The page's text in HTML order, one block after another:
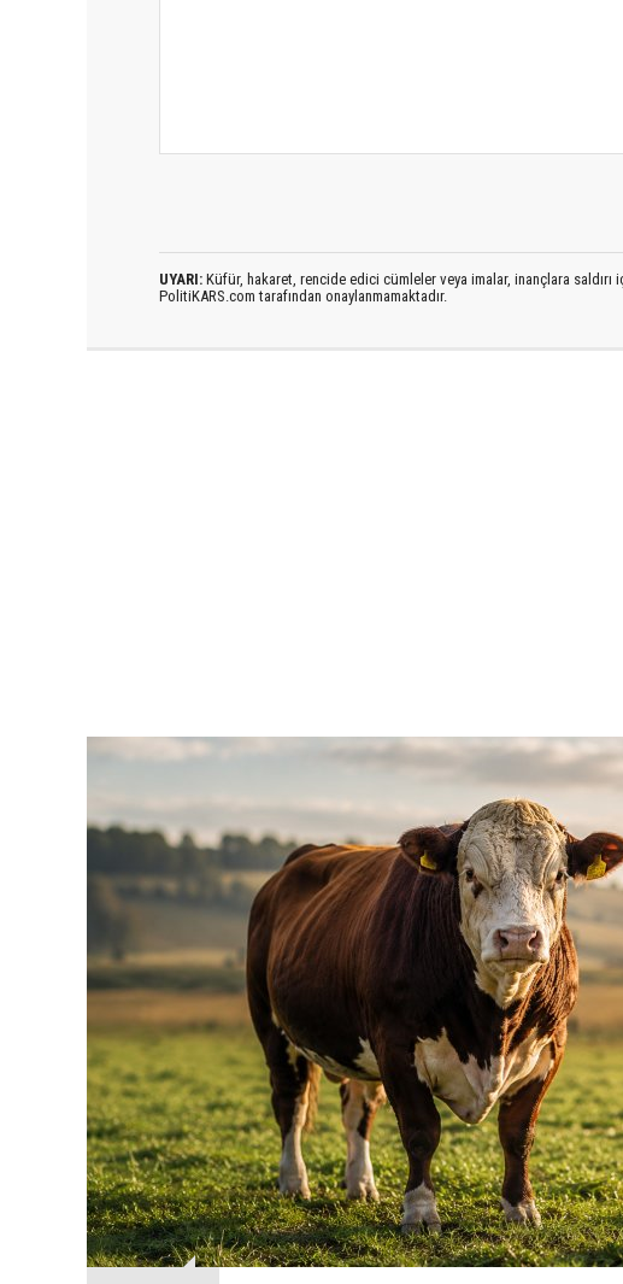
UYARI: Küfür, hakaret, rencide edici cümleler veya imalar, inançlara saldırı
PolitiKARS.com tarafından onaylanmamaktadır.